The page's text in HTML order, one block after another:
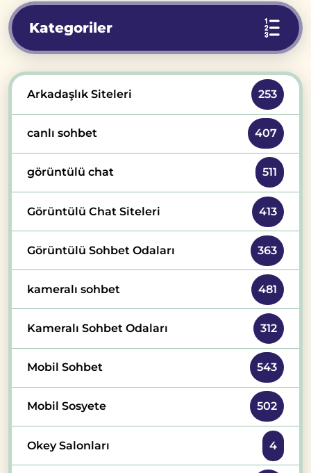
Kategoriler
Arkadaşlık Siteleri 253
canlı sohbet 407
görüntülü chat 511
Görüntülü Chat Siteleri 413
Görüntülü Sohbet Odaları 363
kameralı sohbet 481
Kameralı Sohbet Odaları 312
Mobil Sohbet 543
Mobil Sosyete 502
Okey Salonları 4